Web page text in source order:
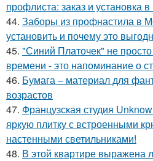
профлиста: заказ и установка
44. Заборы из профнастила в
установить и почему это
45. "Синий Платочек" не
времени - это напоминание о
46. Бумага – материал для
возрастов
47. Французская студия
яркую плитку с встроенными
настенными светильниками!
48. В этой квартире выражена